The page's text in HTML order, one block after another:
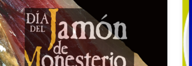
Día del Jamón de Monesterio 7 de septiembre de
2024